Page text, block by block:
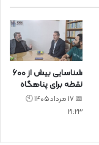
شناسایی بیش از ۶۰۰
نقطه برای پناهگاه
📅 17 مرداد 1405 🕙
21:23